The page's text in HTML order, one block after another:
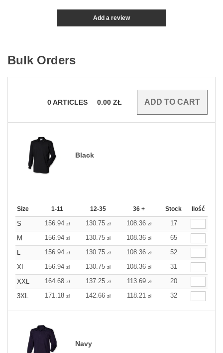
Add a review
Bulk Orders
0ARTICLES 0.00 ZŁ
Black
Size 1-11 12-35 36 + Stock Ilość
S 156.94 zł 130.75 zł 108.36 zł
17
M
156.94 zł 130.75 zł 108.36 zł
65
L
156.94 zł 130.75 zł 108.36 zł
52
XL
156.94 zł 130.75 zł 108.36 zł
31
XXL
164.68 zł 137.25 zł 113.69 zł
20
3XL
171.18 zł 142.66 zł 118.21 zł 32
Navy